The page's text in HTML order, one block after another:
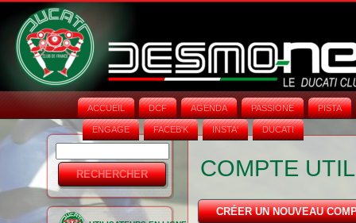
ACCUEIL DCF AGENDA PASSIONE PISTA
ENGAGE FACEB'K INSTA‘ DUCATI
Formulaire
de
recherche
COMPTE
CRÉER UN NOUVEAU